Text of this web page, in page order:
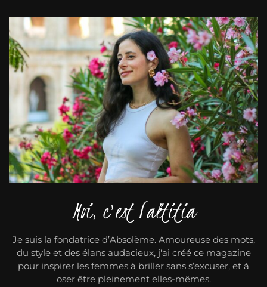
Moi, c'est Laëtitia
Je suis la fondatrice d’Absolème. Amoureuse des mots,
du style et des élans audacieux, j'ai créé ce magazine
pour inspirer les femmes à briller sans s’excuser, et à
oser être pleinement elles-mêmes.